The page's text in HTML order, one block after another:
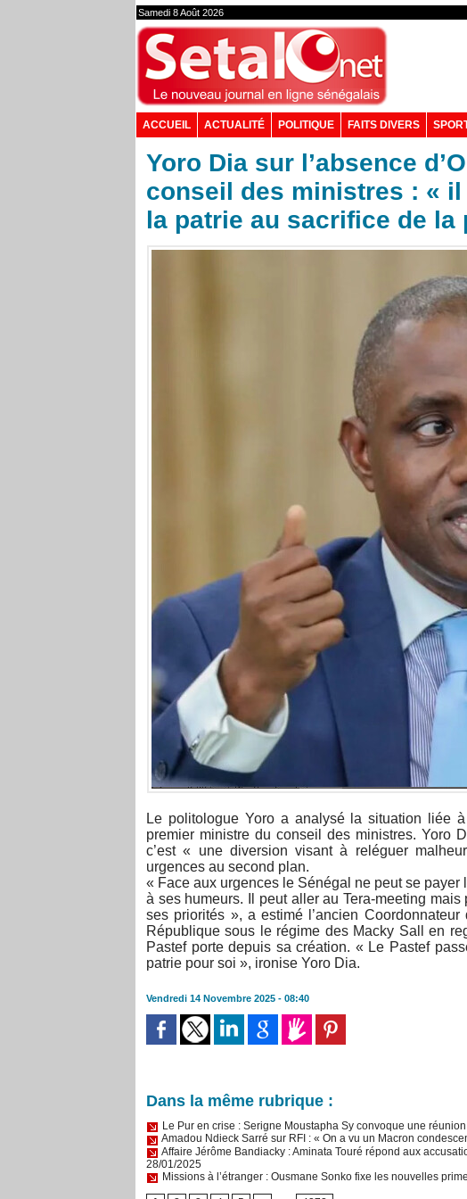
Samedi 8 Août 2026
ACCUEIL ACTUALITÉ POLITIQUE FAITS DIVERS
Yoro Dia sur l’absence
conseil des ministres : «
la patrie au sacrifice de la
Le politologue Yoro a analysé la situation liée à
premier ministre du conseil des ministres. Yoro
c’est « une diversion visant à reléguer
urgences au second plan.
« Face aux urgences le Sénégal ne peut se
à ses humeurs. Il peut aller au Tera-meeting
ses priorités », a estimé l’ancien
République sous le régime des Macky Sall en
Pastef porte depuis sa création. « Le Pastef
patrie pour soi », ironise Yoro Dia.
Vendredi 14 Novembre 2025 - 08:40
Dans la même rubrique :
Le Pur en crise : Serigne Moustapha Sy convoque une
Amadou Ndieck Sarré sur RFI : « On a vu un Macron
Affaire Jérôme Bandiacky : Aminata Touré répond aux
28/01/2025
Missions à l’étranger : Ousmane Sonko fixe les nouvelles